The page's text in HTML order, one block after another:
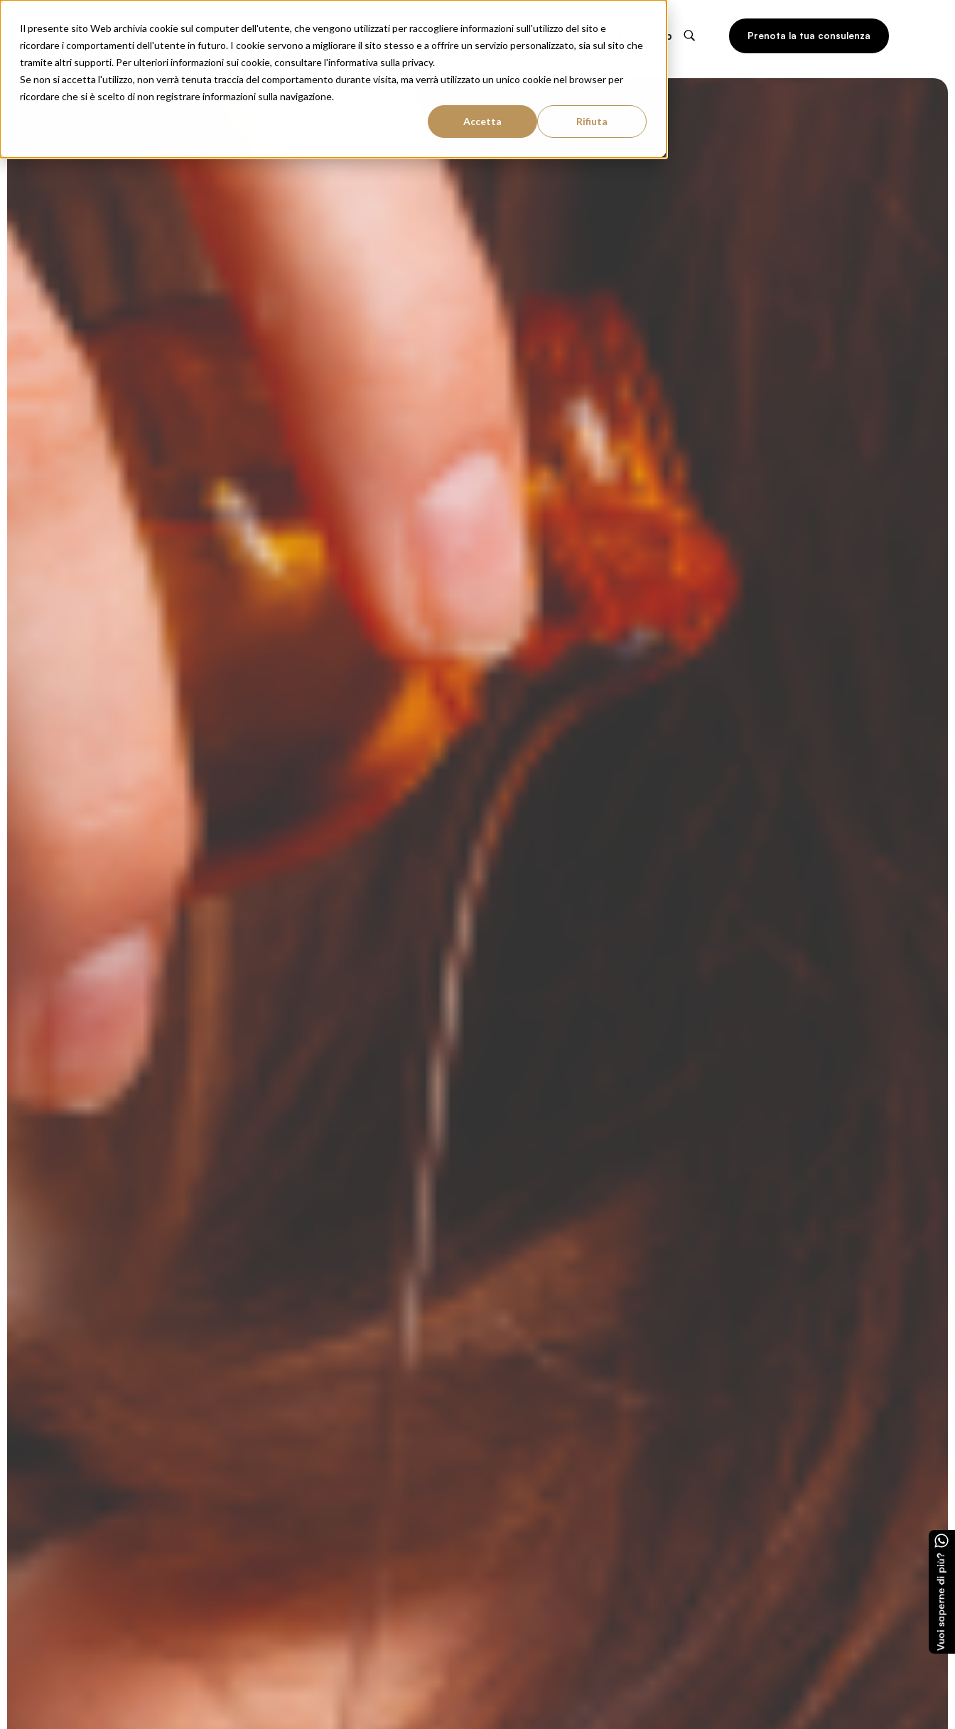
Il presente sito Web archivia cookie sul computer dell'utente, che vengono utilizzati per raccogliere informazioni sull'utilizzo del sito e
ricordare i comportamenti dell'utente in futuro. I cookie servono a migliorare il sito stesso e a offrire un servizio personalizzato, sia sul sito che
tramite altri supporti. Per ulteriori informazioni sui cookie, consultare l'informativa sulla privacy.
Se non si accetta l'utilizzo, non verrà tenuta traccia del comportamento durante visita, ma verrà utilizzato un unico cookie nel browser per
ricordare che si è scelto di non registrare informazioni sulla navigazione.
Accetta Rifiuta
Trapianti Trattamenti Risultati Perché Insparya Salute dei capelli Shop Prenota la tua consulenza